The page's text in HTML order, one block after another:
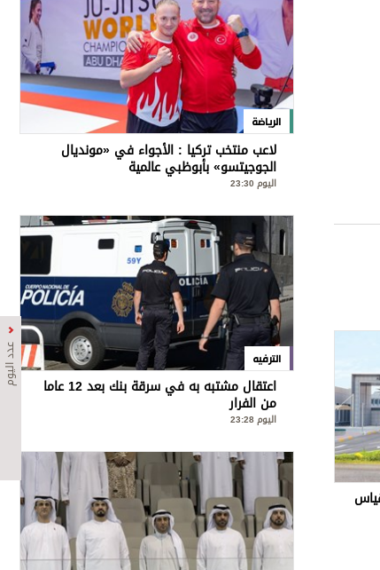
عدد اليوم
الرياضة
لاعب منتخب تركيا : الأجواء في «مونديال
الجوجيتسو» بأبوظبي عالمية
اليوم 23:30
الترفيه
اعتقال مشتبه به في سرقة بنك بعد 12 عاما
من الفرار
اليوم 23:28